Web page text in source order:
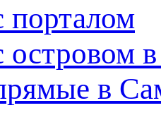
порталом
островом
в